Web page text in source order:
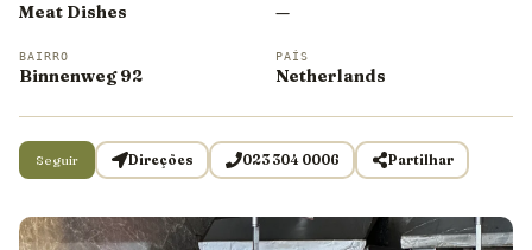
Meat Dishes —
BAIRRO
Binnenweg 92
PAÍS
Netherlands
Seguir Direções 023 304 0006 Partilhar